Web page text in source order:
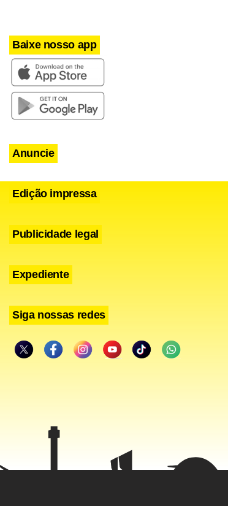
Baixe nosso app
Anuncie
Edição impressa
Publicidade legal
Expediente
Siga nossas redes